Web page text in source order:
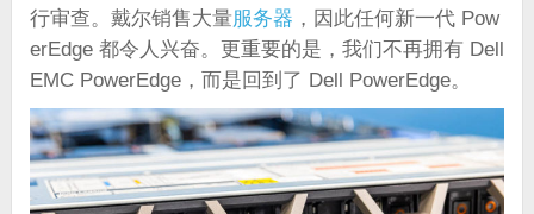
行审查。戴尔销售大量服务器 ，因此任何新一代 Pow
erEdge 都令人兴奋。更重要的是，我们不再拥有 Dell
EMC PowerEdge，而是回到了 Dell PowerEdge。